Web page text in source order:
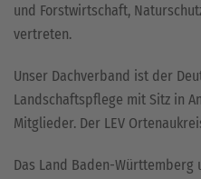
und Forstwirtschaft,
vertreten.
Unser Dachverband ist der
Landschaftspflege mit Sitz in
Mitglieder. Der LEV
Das Land Baden-Württemberg